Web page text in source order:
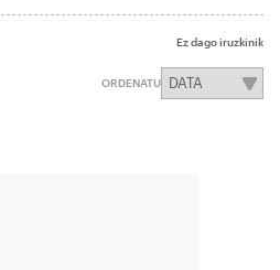
Ez dago iruzkinik
ORDENATU